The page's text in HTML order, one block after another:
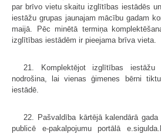
par brīvo vietu skaitu izglītības iestādēs
iestāžu grupas jaunajam mācību gadam
maijā. Pēc minētā termiņa
izglītības iestādēm ir pieejama brīva vieta.
21. Komplektējot izglītības iestāžu
nodrošina, lai vienas ģimenes bērni
iestādē.
22. Pašvaldība kārtējā kalendārā
publicē e-pakalpojumu portālā